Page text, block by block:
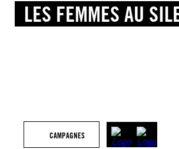
LES FEMMES AU
CAMPAGNES